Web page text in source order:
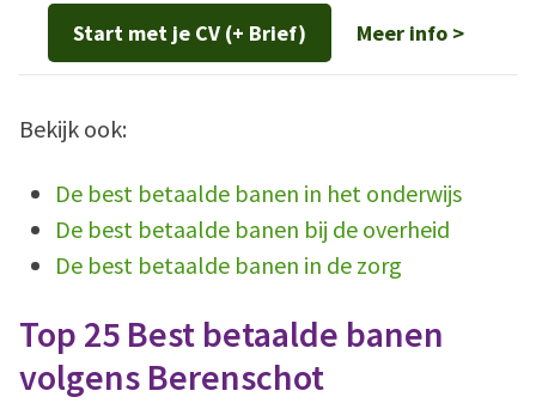
Start met je CV (+ Brief) Meer info >
Bekijk ook:
De best betaalde banen in het onderwijs
De best betaalde banen bij de overheid
De best betaalde banen in de zorg
Top 25 Best betaalde banen
volgens Berenschot